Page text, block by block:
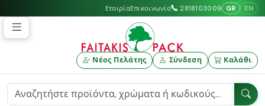
ΕταιρίαΕπικοινωνία 2818103009 GR EN
Νέος Πελάτης Σύνδεση Καλάθι